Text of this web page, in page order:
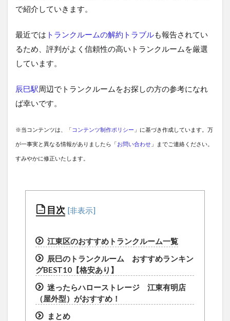
で紹介していきます。
最近では トランクルームの解約トラブルも報告されてい
るため、評判がよく信頼性の高いトランクルームを厳選
しています。
辰巳駅周辺でトランクルームをお探しの方の参考になれ
ば幸いです。
※当コンテンツは、「 コンテンツ制作ポリシー 」に基づき作成しています。万
が一事実と異なる情報がありましたら「お問い合わせ 」までご連絡ください。
すみやかに修正いたします。
目次
江東区のおすすめトランクルーム一覧
辰巳のトランクルーム おすすめランキン
グBEST10【格安あり】
迷ったらハローストレージ 江東有明店
（屋外型）がおすすめ！
まとめ